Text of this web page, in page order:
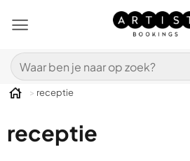
naar
Zoeken
naar:
> receptie
receptie